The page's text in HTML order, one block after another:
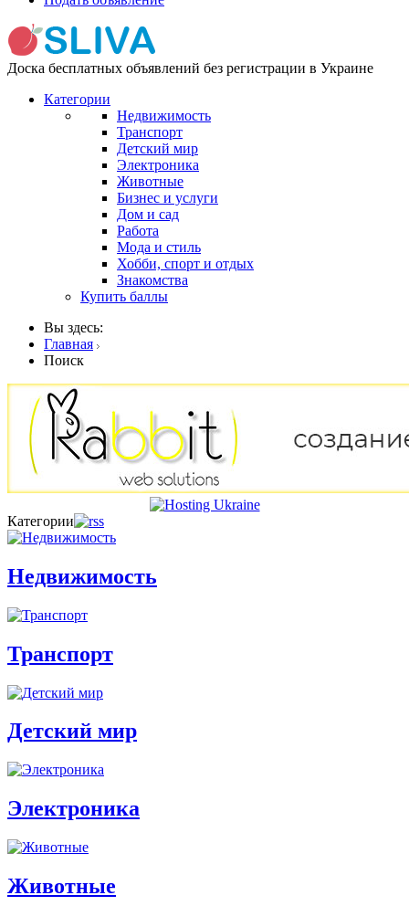
Доска бесплатных объявлений без регистрации в Украине
Категории
Недвижимость
Транспорт
Детский мир
Электроника
Животные
Бизнес и услуги
Дом и сад
Работа
Мода и стиль
Хобби, спорт и отдых
Знакомства
Купить баллы
Вы здесь:
Главная
Поиск
Категории
Недвижимость
Транспорт
Детский мир
Электроника
Животные